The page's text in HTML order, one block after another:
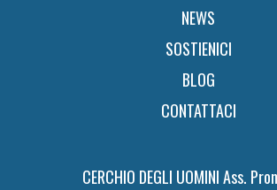
NEWS
SOSTIENICI
BLOG
CONTATTACI
CERCHIO DEGLI UOMINI Ass.